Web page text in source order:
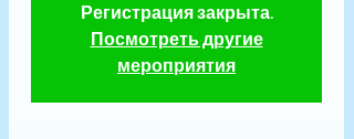
Регистрация закрыта.
Посмотреть другие
мероприятия